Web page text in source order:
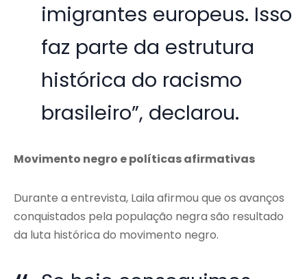
imigrantes europeus. Isso
faz parte da estrutura
histórica do racismo
brasileiro”, declarou.
Movimento negro e políticas afirmativas
Durante a entrevista, Laila afirmou que os avanços
conquistados pela população negra são resultado
da luta histórica do movimento negro.